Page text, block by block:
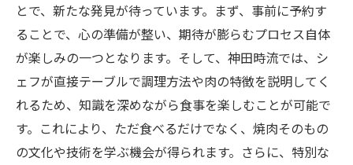
とで、新たな発見が待っています。まず、事前に予約す
ることで、心の準備が整い、期待が膨らむプロセス自体
が楽しみの一つとなります。そして、神田時流では、シ
ェフが直接テーブルで調理方法や肉の特徴を説明してく
れるため、知識を深めながら食事を楽しむことが可能で
す。これにより、ただ食べるだけでなく、焼肉そのもの
の文化や技術を学ぶ機会が得られます。さらに、特別な